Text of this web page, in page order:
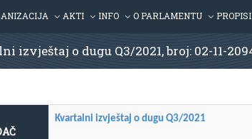
AKTI INFO O PARLAMENTU PROPISI
izvještaj o dugu Q3/2021, broj: 02-11-
Kvartalni izvještaj o dugu Q3/2021